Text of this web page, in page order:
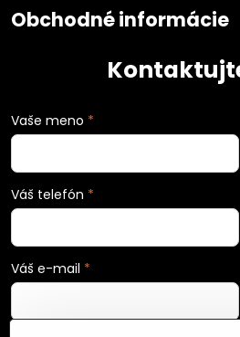
Obchodné informácie
Vaše meno *
Váš telefón *
Váš e-mail *